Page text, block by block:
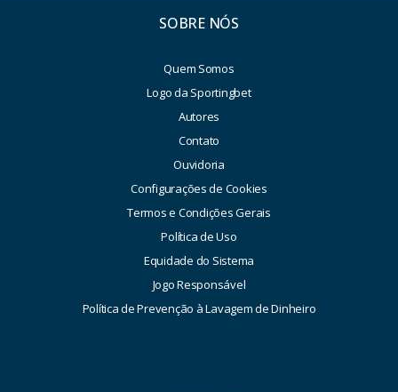
SOBRE NÓS
Quem Somos
Logo da Sportingbet
Autores
Contato
Ouvidoria
Configurações de Cookies
Termos e Condições Gerais
Política de Uso
Equidade do Sistema
Jogo Responsável
Política de Prevenção à Lavagem de Dinheiro